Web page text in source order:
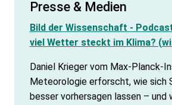
Presse & Medien
Bild der Wissenschaft -
viel Wetter steckt im Klima?
Daniel Krieger vom Max-Planck-
Meteorologie erforscht, wie sich
besser vorhersagen lassen – und